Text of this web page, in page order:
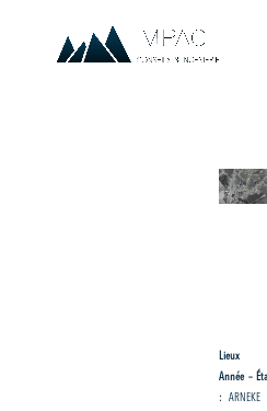
Lieux
Année –
: ARNEKE